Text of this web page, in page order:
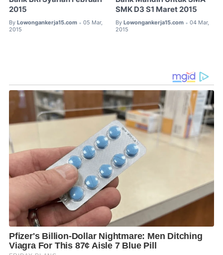
2015
By Lowongankerja15.com • 05 Mar,
2015
SMK D3 S1 Maret 2015
By Lowongankerja15.com • 04 Mar,
2015